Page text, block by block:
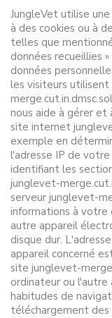
JungleVet utilise
à des cookies ou à
telles que
données recueillies
données
les visiteurs
nous aide à gérer et
site internet
exemple en
l'adresse IP de
identifiant les
junglevet-
serveur junglevet-
informations à
autre appareil
disque dur.
appareil concerné
site junglevet-
ordinateur ou l'autre
habitudes de
téléchargement des